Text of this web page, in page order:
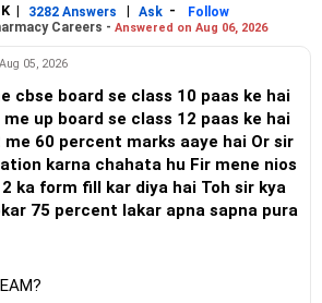
| 3282 Answers | Ask -
Follow
Careers - Answered on Aug 06, 2026
05, 2026
cbse board se class 10 paas ke hai
up board se class 12 paas ke hai
60 percent marks aaye hai Or sir
chahata hu Fir mene nios
fill kar diya hai Toh sir kya
75 percent lakar apna sapna pura